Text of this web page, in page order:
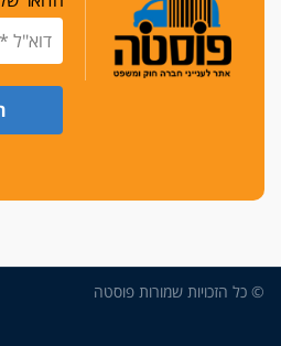
בימ"ש מחוזי: החלטת עמית בכר
חדש ללשכה אינה סבירה
משפחה ופוליטיקה
עו"ד גלעד מנשה ויאיר בכורו
דורשים הגנה וביטחון"
© כל הזכויות שמורות פוסטה